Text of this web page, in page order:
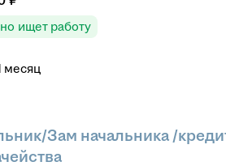
ищет работу
месяц
Зам начальника /